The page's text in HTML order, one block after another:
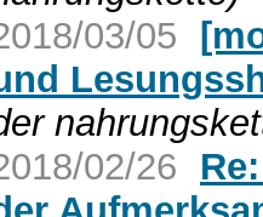
03/05
02/26